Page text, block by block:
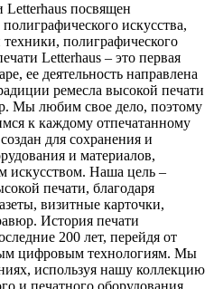
Letterhaus посвящен
искусства,
полиграфического
Letterhaus – это первая
ее деятельность направлена
ремесла высокой печати
Мы любим свое дело, поэтому
к каждому отпечатанному
для сохранения и
и материалов,
искусством. Наша цель –
печати, благодаря
визитные карточки,
История печати
200 лет, перейдя от
цифровым технологиям. Мы
используя нашу коллекцию